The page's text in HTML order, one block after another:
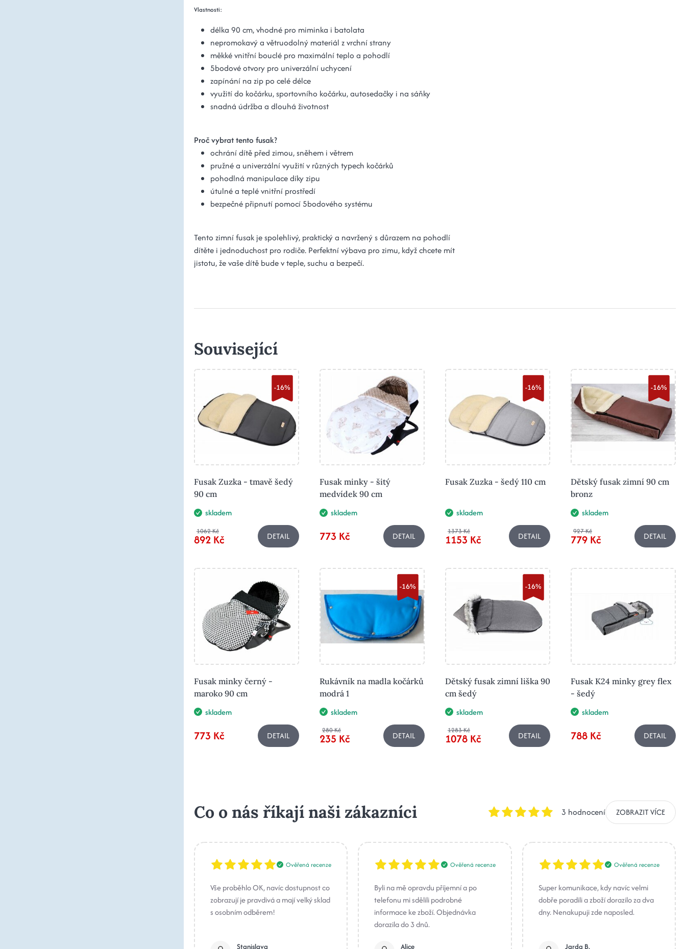
Vlastnosti:
délka 90 cm, vhodné pro miminka i batolata
nepromokavý a větruodolný materiál z vrchní strany
měkké vnitřní bouclé pro maximální teplo a pohodlí
5bodové otvory pro univerzální uchycení
zapínání na zip po celé délce
využití do kočárku, sportovního kočárku, autosedačky i na sáňky
snadná údržba a dlouhá životnost
Proč vybrat tento fusak?
ochrání dítě před zimou, sněhem i větrem
pružné a univerzální využití v různých typech kočárků
pohodlná manipulace díky zipu
útulné a teplé vnitřní prostředí
bezpečné připnutí pomocí 5bodového systému
Tento zimní fusak je spolehlivý, praktický a navržený s důrazem na pohodlí
dítěte i jednoduchost pro rodiče. Perfektní výbava pro zimu, když chcete mít
jistotu, že vaše dítě bude v teple, suchu a bezpečí.
Související
-16%
Fusak Zuzka - tmavě šedý
90 cm
skladem
1062 Kč
892 Kč DETAIL
Fusak minky - šitý
medvídek 90 cm
skladem
773 Kč DETAIL
-16%
Fusak Zuzka - šedý 110 cm
skladem
1373 Kč
1153 Kč DETAIL
-16%
Dětský fusak zimní 90 cm
bronz
skladem
927 Kč
779 Kč DETAIL
Fusak minky černý -
maroko 90 cm
skladem
773 Kč DETAIL
-16%
Rukávník na madla kočárků
modrá 1
skladem
280 Kč
235 Kč DETAIL
-16%
Dětský fusak zimní liška 90
cm šedý
skladem
1283 Kč
1078 Kč DETAIL
Fusak K24 minky grey flex
- šedý
skladem
788 Kč DETAIL
Co o nás říkají naši zákazníci 3 hodnocení ZOBRAZIT VÍCE
Ověřená recenze
Vše proběhlo OK, navíc dostupnost co
zobrazují je pravdivá a mají velký sklad
s osobním odběrem!
Stanislava
Ověřená recenze
Byli na mě opravdu příjemní a po
telefonu mi sdělili podrobné
informace ke zboží. Objednávka
dorazila do 3 dnů.
Alice
Ověřená recenze
Super komunikace, kdy navíc velmi
dobře poradili a zboží dorazilo za dva
dny. Nenakupuji zde naposled.
Jarda B.